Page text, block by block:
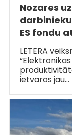
Nozares
ES fondu
LETERA
ietvaros jau…